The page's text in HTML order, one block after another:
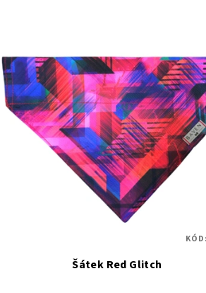
Šátek Red Glitch
KÓD: